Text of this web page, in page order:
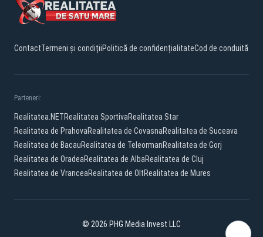
ContactTermeni și condițiiPolitică de confidențialitateCod de conduită
Parteneri:
Realitatea.NETRealitatea SportivaRealitatea Star
Realitatea de PrahovaRealitatea de CovasnaRealitatea de Suceava
Realitatea de BacauRealitatea de TeleormanRealitatea de Gorj
Realitatea de OradeaRealitatea de AlbaRealitatea de Cluj
Realitatea de VranceaRealitatea de OltRealitatea de Mures
© 2026 PHG Media Invest LLC